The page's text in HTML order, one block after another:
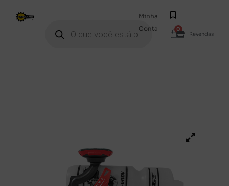
Minha
Conta
0
Revendas